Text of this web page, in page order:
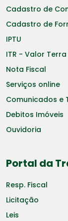
Cadastro de
Cadastro de
IPTU
ITR - Valor Terra
Nota Fiscal
Serviços online
Comunicados e
Debitos Imóveis
Ouvidoria
Portal da
Resp. Fiscal
Licitação
Leis